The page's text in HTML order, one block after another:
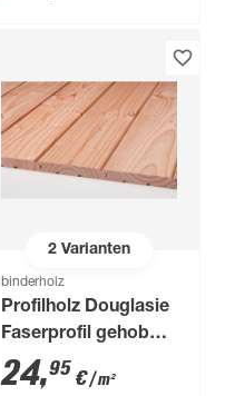
2Varianten
binderholz
Profilholz Douglasie
Faserprofil gehobelt
19 x 121 x 2000 mm
24,95 €/ m²